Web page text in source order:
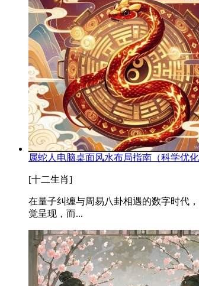
属蛇人电脑桌面风水布局指南（科学优化
[十二生肖]
在量子纠缠与周易八卦相遇的数字时代
觉呈现，而...